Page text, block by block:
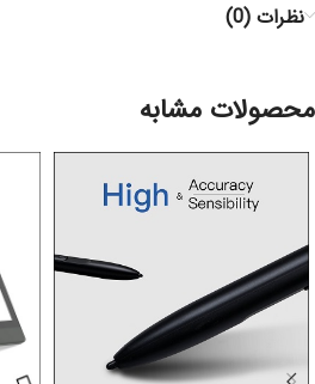
نظرات (0)
محصولات مشابه